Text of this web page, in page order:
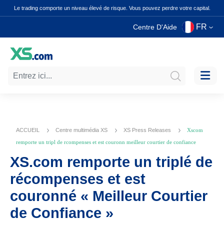
Le trading comporte un niveau élevé de risque. Vous pouvez perdre votre capital.
Centre D'Aide FR
ACCUEIL Centre multimédia XS XS Press Releases
Xscom
remporte un tripl de rcompenses et est couronn meilleur courtier de confiance
XS.com remporte un triplé de
récompenses et est
couronné « Meilleur Courtier
de Confiance »